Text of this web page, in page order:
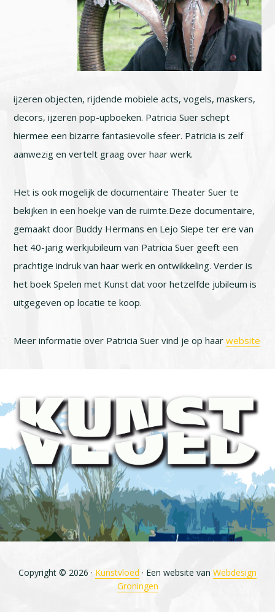
ijzeren objecten, rijdende mobiele acts, vogels, maskers,
decors, ijzeren pop-upboeken. Patricia Suer schept
hiermee een bizarre fantasievolle sfeer. Patricia is zelf
aanwezig en vertelt graag over haar werk.
Het is ook mogelijk de documentaire Theater Suer te
bekijken in een hoekje van de ruimte.Deze documentaire,
gemaakt door Buddy Hermans en Lejo Siepe ter ere van
het 40-jarig werkjubileum van Patricia Suer geeft een
prachtige indruk van haar werk en ontwikkeling. Verder is
het boek Spelen met Kunst dat voor hetzelfde jubileum is
uitgegeven op locatie te koop.
Meer informatie over Patricia Suer vind je op haarwebsite
Footer
Copyright © 2026 · Kunstvloed · Een website van Webdesign
Groningen